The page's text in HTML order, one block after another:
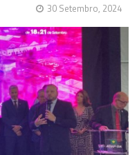
30 Setembro, 2024